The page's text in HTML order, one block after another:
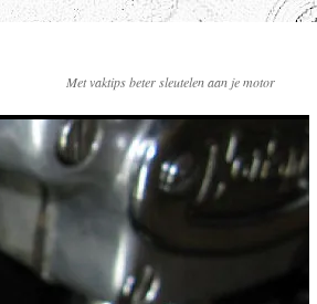
Met vaktips beter sleutelen aan je motor